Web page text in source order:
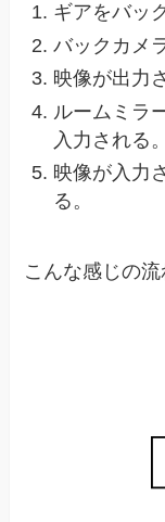
ギアをバッ
バックカメ
映像が出力
ルームミラ
入力される。
映像が入力
る。
こんな感じの流